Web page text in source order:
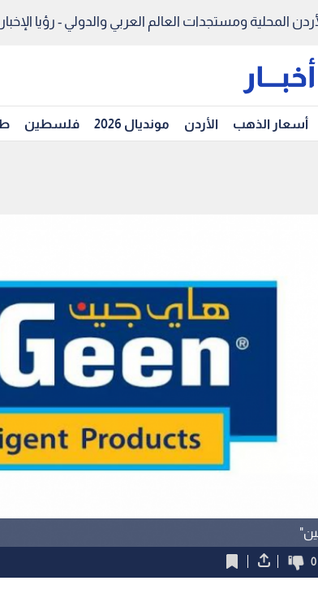
المحلية ومستجدات العالم العربي والدولي - رؤيا
أسعار الذهب الأردن مونديال 2026 فلسطين
0